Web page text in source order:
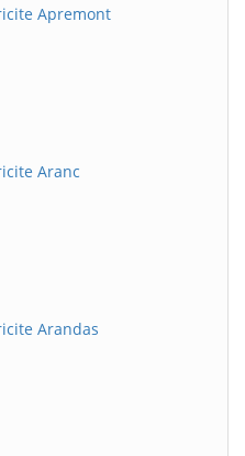
Apremont
Aranc
Arandas